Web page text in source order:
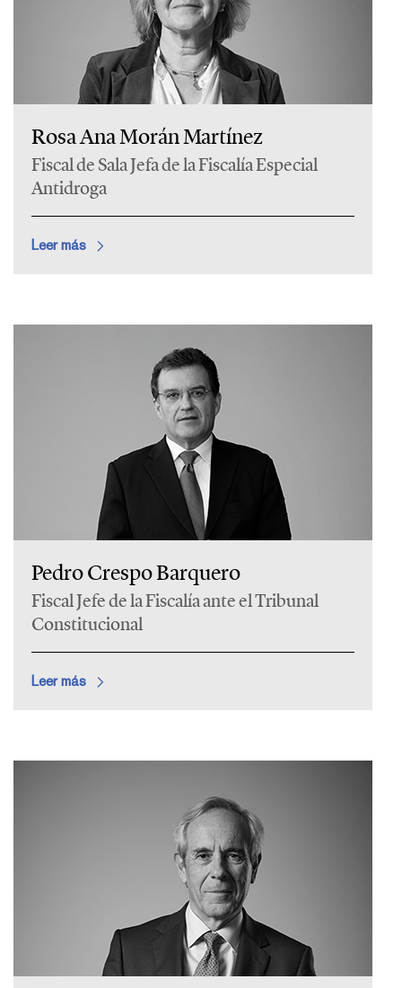
Rosa Ana Morán Martínez
Fiscal de Sala Jefa de la Fiscalía Especial
Antidroga
Leer más
Pedro Crespo Barquero
Fiscal Jefe de la Fiscalía ante el Tribunal
Constitucional
Leer más